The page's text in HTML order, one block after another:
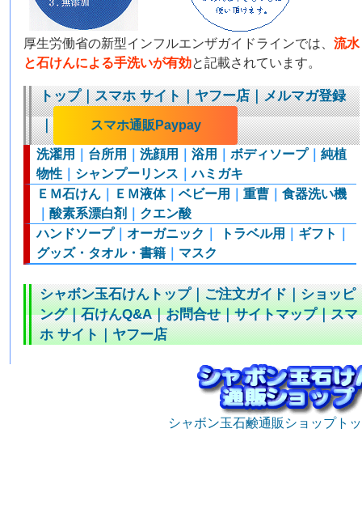
厚生労働省の新型インフルエンザガイドラインでは、流水
と石けんによる手洗いが有効と記載されています。
トップ｜スマホ サイト｜ヤフー店｜メルマガ登録
｜
スマホ通販Paypay
洗濯用 台所用 ｜洗顔用 ｜浴用 ｜ボディソープ｜純植
物性
シャンプーリンス ｜ハミガキ
ＥＭ石けん
ＥＭ液体｜ベビー用 ｜重曹 ｜食器洗い機
｜酸素系漂白剤
クエン酸
ハンドソープ｜オーガニック トラベル用 ギフト
グッズ・タオル・書籍
マスク
シャボン玉石けんトップ｜ご注文ガイド｜ショッピ
ング｜石けんQ&A｜お問合せ｜サイトマップ｜スマ
ホ サイト｜ヤフー店
シャボン玉石鹸通販ショップト